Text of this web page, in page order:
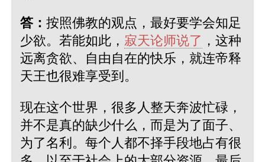
答： 按照佛教的观点，最好要学会知足
少欲。若能如此， 寂天论师说了 ，这种
远离贪欲、自由自在的快乐，就连帝释
天王也很难享受到。
现在这个世界，很多人整天奔波忙碌，
并不是真的缺少什么，而是为了面子、
为了名利。每个人都不择手段地占有很